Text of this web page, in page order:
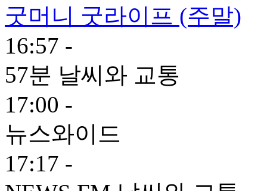
굿머니 굿라이프 (주말)
16:57 -
57분 날씨와 교통
17:00 -
뉴스와이드
17:17 -